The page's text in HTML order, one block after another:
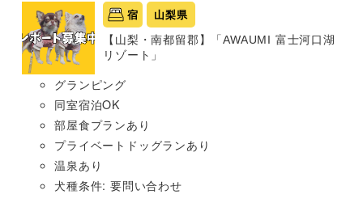
宿 山梨県
【山梨・南都留郡】「AWAUMI 富士河口湖
リゾート」
グランピング
同室宿泊OK
部屋食プランあり
プライベートドッグランあり
温泉あり
犬種条件: 要問い合わせ